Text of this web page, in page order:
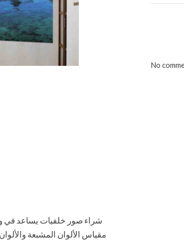
شراء صور خلفيات يساعد في
مقياس الألوان المشبعة
No